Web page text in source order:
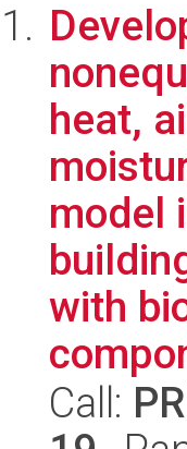
heat,
model
with
Call: